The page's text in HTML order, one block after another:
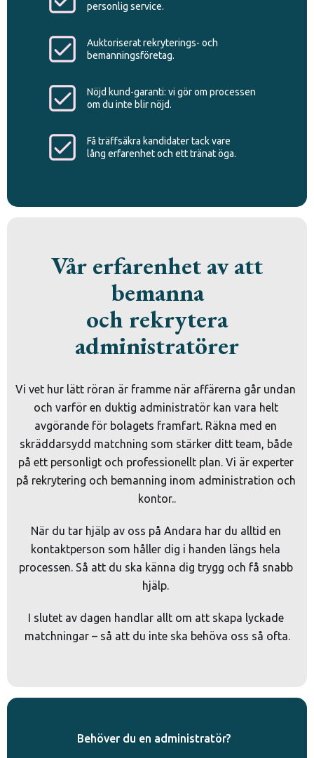
personlig service.
Auktoriserat rekryterings- och
bemanningsföretag.
Nöjd kund-garanti: vi gör om processen
om du inte blir nöjd.
Få träffsäkra kandidater tack vare
lång erfarenhet och ett tränat öga.
Vår erfarenhet av att
bemanna
och rekrytera
administratörer
Vi vet hur lätt röran är framme när affärerna går undan
och varför en duktig administratör kan vara helt
avgörande för bolagets framfart. Räkna med en
skräddarsydd matchning som stärker ditt team, både
på ett personligt och professionellt plan. Vi är experter
på rekrytering och bemanning inom administration och
kontor..
När du tar hjälp av oss på Andara har du alltid en
kontaktperson som håller dig i handen längs hela
processen. Så att du ska känna dig trygg och få snabb
hjälp.
I slutet av dagen handlar allt om att skapa lyckade
matchningar – så att du inte ska behöva oss så ofta.
Behöver du en administratör?